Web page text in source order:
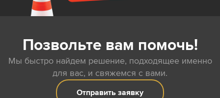
Позвольте вам помочь!
Мы быстро найдем решение, подходящее именно
для вас, и свяжемся с вами.
Отправить заявку